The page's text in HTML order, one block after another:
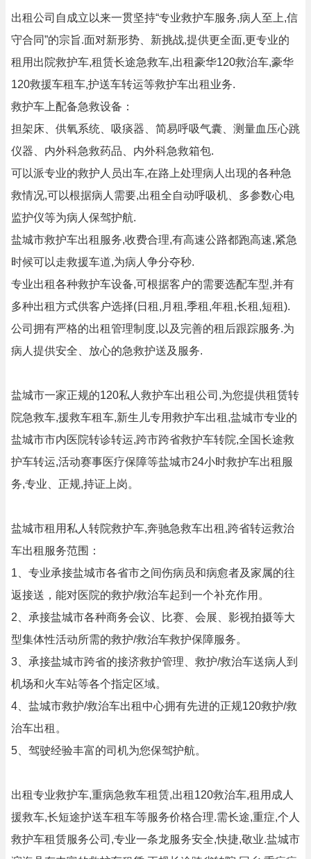
出租公司自成立以来一贯坚持“专业救护车服务,病人至上,信
守合同”的宗旨.面对新形势、新挑战,提供更全面,更专业的
租用出院救护车,租赁长途急救车,出租豪华120救治车,豪华
120救援车租车,护送车转运等救护车出租业务.
救护车上配备急救设备：
担架床、供氧系统、吸痰器、简易呼吸气囊、测量血压心跳
仪器、内外科急救药品、内外科急救箱包.
可以派专业的救护人员出车,在路上处理病人出现的各种急
救情况,可以根据病人需要,出租全自动呼吸机、多参数心电
监护仪等为病人保驾护航.
盐城市救护车出租服务,收费合理,有高速公路都跑高速,紧急
时候可以走救援车道,为病人争分夺秒.
专业出租各种救护车设备,可根据客户的需要选配车型,并有
多种出租方式供客户选择(日租,月租,季租,年租,长租,短租).
公司拥有严格的出租管理制度,以及完善的租后跟踪服务.为
病人提供安全、放心的急救护送及服务.
盐城市一家正规的120私人救护车出租公司,为您提供租赁转
院急救车,援救车租车,新生儿专用救护车出租,盐城市专业的
盐城市市内医院转诊转运,跨市跨省救护车转院,全国长途救
护车转运,活动赛事医疗保障等盐城市24小时救护车出租服
务,专业、正规,持证上岗。
盐城市租用私人转院救护车,奔驰急救车出租,跨省转运救治
车出租服务范围：
1、专业承接盐城市各省市之间伤病员和病愈者及家属的往
返接送，能对医院的救护/救治车起到一个补充作用。
2、承接盐城市各种商务会议、比赛、会展、影视拍摄等大
型集体性活动所需的救护/救治车救护保障服务。
3、承接盐城市跨省的接济救护管理、救护/救治车送病人到
机场和火车站等各个指定区域。
4、盐城市救护/救治车出租中心拥有先进的正规120救护/救
治车出租。
5、驾驶经验丰富的司机为您保驾护航。
出租专业救护车,重病急救车租赁,出租120救治车,租用成人
援救车,长短途护送车租车等服务价格合理.需长途,重症,个人
救护车租赁服务公司,专业一条龙服务安全,快捷,敬业.盐城市